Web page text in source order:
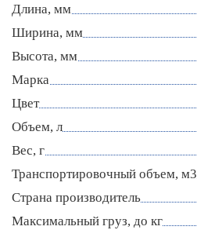
Длина, мм
Ширина, мм
Высота, мм
Марка
Цвет
Объем, л
Вес, г
Транспортировочный объем, м3
Страна производитель
Максимальный груз, до кг